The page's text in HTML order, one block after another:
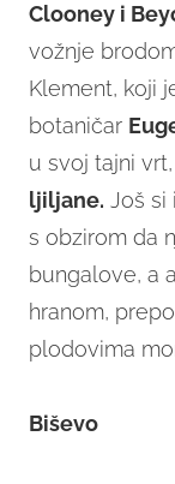
Clooney i
vožnje
Klement, koji
botaničar
u svoj tajni
ljiljane. Još si
s obzirom da
bungalove, a
hranom,
plodovima
Biševo